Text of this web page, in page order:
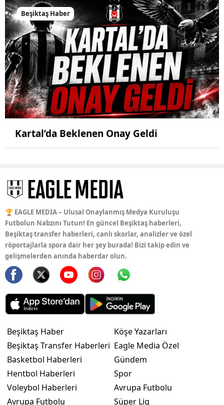
Beşiktaş Haber
Kartal’da Beklenen Onay Geldi
🏆 EAGLE MEDIA – Ulusal Onaylanmış Medya Kuruluşu
Futbolun Nabzını Tutun! En güncel Beşiktaş haberleri,
Beşiktaş transfer haberleri, canlı skorlar, analizler ve özel
röportajlarla spora dair her şey burada! Bizi takip edin ve
gelişmelerden anında haberdar olun.
Beşiktaş Haber
Beşiktaş Transfer Haberleri
Basketbol Haberleri
Hentbol Haberleri
Voleybol Haberleri
Avrupa Futbolu
Köşe Yazarları
Eagle Media Özel
Gündem
Spor
Avrupa Futbolu
Süper Lig